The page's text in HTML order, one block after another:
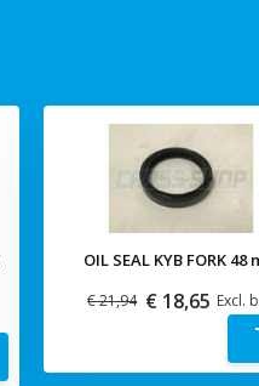
OIL SEAL KYB FORK 48
€ 21,94 € 18,65 Excl.